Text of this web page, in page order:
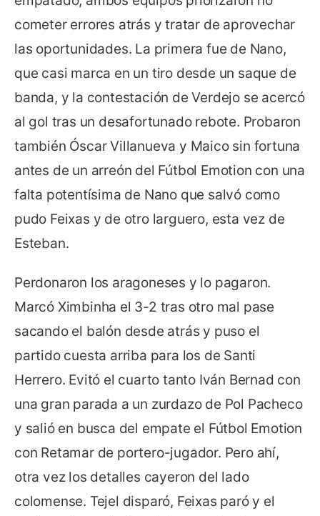
cometer errores atrás y tratar de aprovechar
las oportunidades. La primera fue de Nano,
que casi marca en un tiro desde un saque de
banda, y la contestación de Verdejo se acercó
al gol tras un desafortunado rebote. Probaron
también Óscar Villanueva y Maico sin fortuna
antes de un arreón del Fútbol Emotion con una
falta potentísima de Nano que salvó como
pudo Feixas y de otro larguero, esta vez de
Esteban.
Perdonaron los aragoneses y lo pagaron.
Marcó Ximbinha el 3-2 tras otro mal pase
sacando el balón desde atrás y puso el
partido cuesta arriba para los de Santi
Herrero. Evitó el cuarto tanto Iván Bernad con
una gran parada a un zurdazo de Pol Pacheco
y salió en busca del empate el Fútbol Emotion
con Retamar de portero-jugador. Pero ahí,
otra vez los detalles cayeron del lado
colomense. Tejel disparó, Feixas paró y el